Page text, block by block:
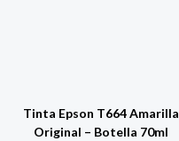
Tinta Epson T664 Amarilla
Original – Botella 70ml